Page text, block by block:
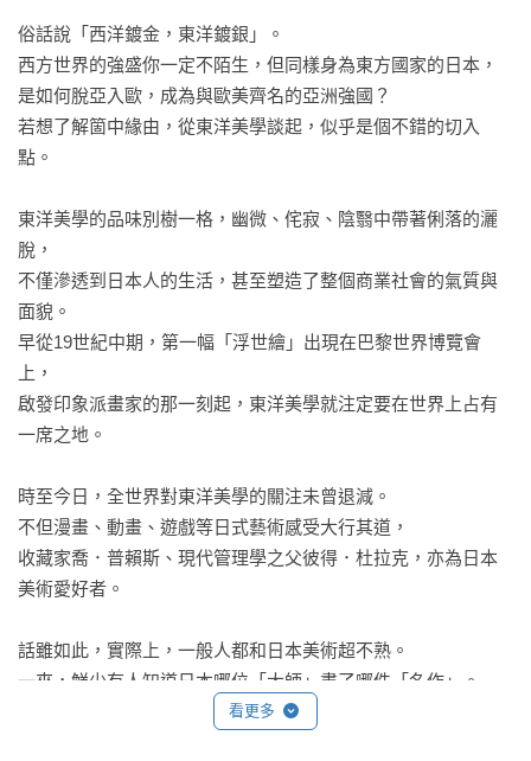
俗話說「西洋鍍金，東洋鍍銀」。
西方世界的強盛你一定不陌生，但同樣身為東方國家的日本，
是如何脫亞入歐，成為與歐美齊名的亞洲強國？
若想了解箇中緣由，從東洋美學談起，似乎是個不錯的切入
點。
東洋美學的品味別樹一格，幽微、侘寂、陰翳中帶著俐落的灑
脫，
不僅滲透到日本人的生活，甚至塑造了整個商業社會的氣質與
面貌。
早從19世紀中期，第一幅「浮世繪」出現在巴黎世界博覽會
上，
啟發印象派畫家的那一刻起，東洋美學就注定要在世界上占有
一席之地。
時至今日，全世界對東洋美學的關注未曾退減。
不但漫畫、動畫、遊戲等日式藝術感受大行其道，
收藏家喬．普賴斯、現代管理學之父彼得．杜拉克，亦為日本
美術愛好者。
話雖如此，實際上，一般人都和日本美術超不熟。
一來，鮮少有人知道日本哪位「大師」畫了哪件「名作」。
看更多